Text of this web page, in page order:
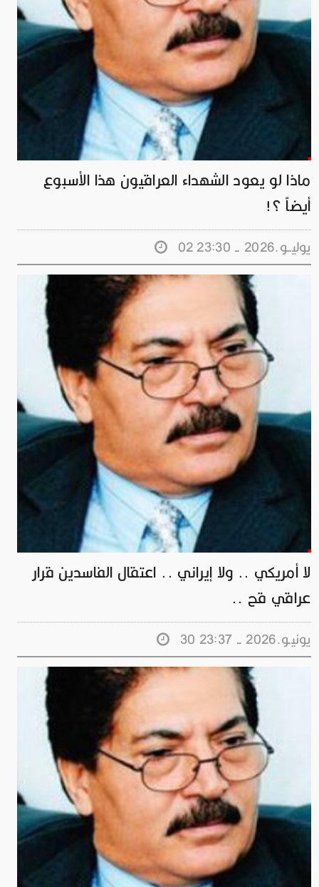
ماذا لو يعود الشهداء العراقيون هذا الأسبوع
أيضاً ؟!
02 يوليــو.2026 - 23:30
لا أمريكي .. ولا إيراني .. اعتقال الفاسدين قرار
عراقي قح ..
30 يونيـو.2026 - 23:37